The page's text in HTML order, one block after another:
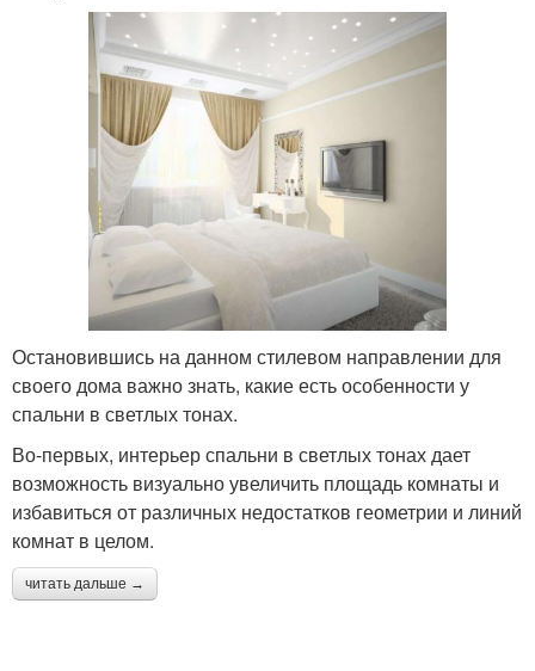
Остановившись на данном стилевом направлении для
своего дома важно знать, какие есть особенности у
спальни в светлых тонах.
Во-первых, интерьер спальни в светлых тонах дает
возможность визуально увеличить площадь комнаты и
избавиться от различных недостатков геометрии и линий
комнат в целом.
читать дальше →